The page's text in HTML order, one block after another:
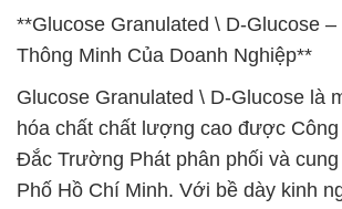
**Glucose Granulated \ D-Glucose
Thông Minh Của Doanh Nghiệp**
Glucose Granulated \ D-Glucose là
hóa chất chất lượng cao được
Đắc Trường Phát phân phối và
Phố Hồ Chí Minh. Với bề dày kinh